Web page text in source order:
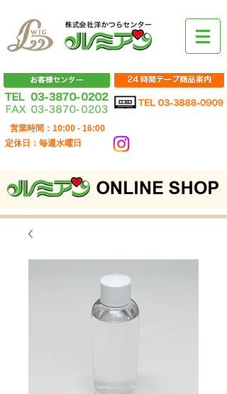
定休日：毎週水曜日
営業時間：10:00 - 16:00